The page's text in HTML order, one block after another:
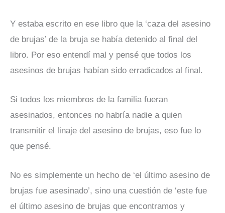
Y estaba escrito en ese libro que la ‘caza del asesino
de brujas’ de la bruja se había detenido al final del
libro. Por eso entendí mal y pensé que todos los
asesinos de brujas habían sido erradicados al final.
Si todos los miembros de la familia fueran
asesinados, entonces no habría nadie a quien
transmitir el linaje del asesino de brujas, eso fue lo
que pensé.
No es simplemente un hecho de ‘el último asesino de
brujas fue asesinado’, sino una cuestión de ‘este fue
el último asesino de brujas que encontramos y